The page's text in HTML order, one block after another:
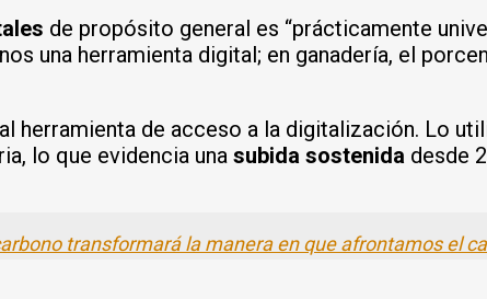
de propósito general es “prácticamente
una herramienta digital; en ganadería, el
herramienta de acceso a la digitalización. Lo
lo que evidencia una subida sostenida desde
transformará la manera en que afrontamos el